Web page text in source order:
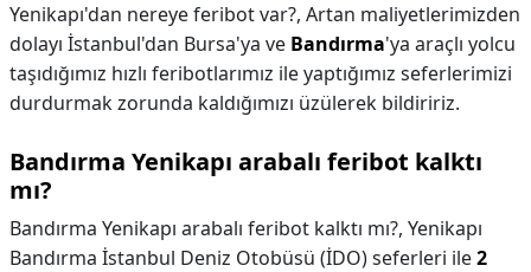
Yenikapı'dan nereye feribot var?, Artan maliyetlerimizden
dolayı İstanbul'dan Bursa'ya ve Bandırma'ya araçlı yolcu
taşıdığımız hızlı feribotlarımız ile yaptığımız seferlerimizi
durdurmak zorunda kaldığımızı üzülerek bildiririz.
Bandırma Yenikapı arabalı feribot kalktı
mı?
Bandırma Yenikapı arabalı feribot kalktı mı?, Yenikapı
Bandırma İstanbul Deniz Otobüsü (İDO) seferleri ile2